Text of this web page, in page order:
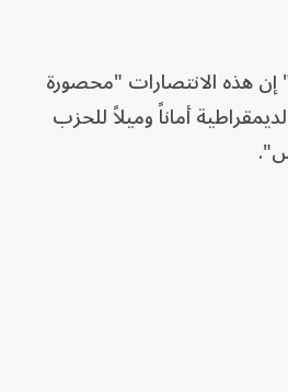
هذه الانتصارات "محصورة
أماناً وميلاً للحزب